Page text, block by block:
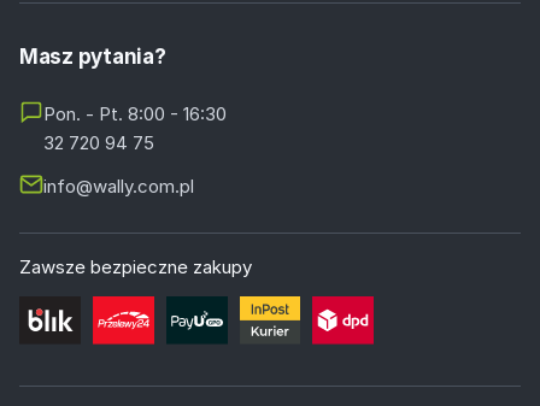
Masz pytania?
Pon. - Pt. 8:00 - 16:30
32 720 94 75
info@wally.com.pl
Zawsze bezpieczne zakupy